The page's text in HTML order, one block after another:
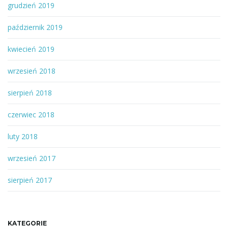
grudzień 2019
październik 2019
kwiecień 2019
wrzesień 2018
sierpień 2018
czerwiec 2018
luty 2018
wrzesień 2017
sierpień 2017
KATEGORIE